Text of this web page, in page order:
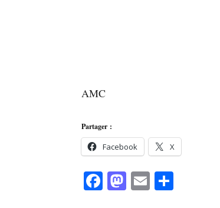
AMC
Partager :
Facebook X
Facebook
Mastodon
Email